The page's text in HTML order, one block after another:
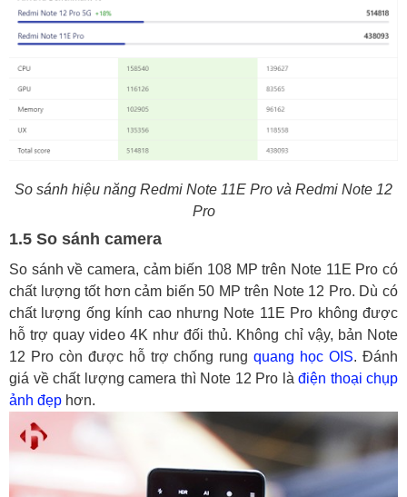
So sánh hiệu năng Redmi Note 11E Pro và Redmi Note 12
Pro
1.5 So sánh camera
So sánh về camera, cảm biến 108 MP trên Note 11E Pro có
chất lượng tốt hơn cảm biến 50 MP trên Note 12 Pro. Dù có
chất lượng ống kính cao nhưng Note 11E Pro không được
hỗ trợ quay video 4K như đối thủ. Không chỉ vậy, bản Note
12 Pro còn được hỗ trợ chống rungquang học OIS. Đánh
giá về chất lượng camera thì Note 12 Pro là điện thoại chụp
ảnh đẹp hơn.